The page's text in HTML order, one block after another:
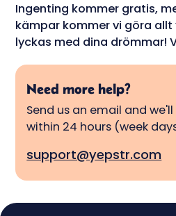
Ingenting kommer gratis,
kämpar kommer vi göra
lyckas med dina drömmar!
Need more help?
Send us an email and
within 24 hours (week
support@yepstr.com